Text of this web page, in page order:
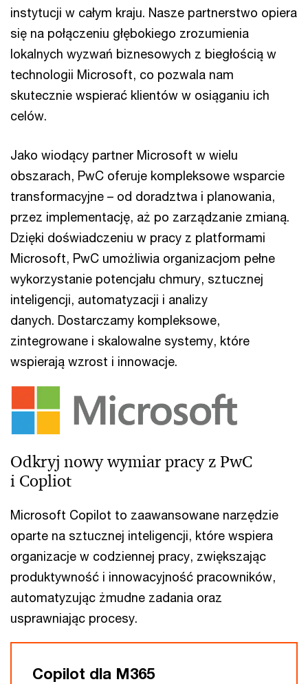
instytucji w całym kraju. Nasze partnerstwo opiera
się na połączeniu głębokiego zrozumienia
lokalnych wyzwań biznesowych z biegłością w
technologii Microsoft, co pozwala nam
skutecznie wspierać klientów w osiąganiu ich
celów.
Jako wiodący partner Microsoft w wielu
obszarach, PwC oferuje kompleksowe wsparcie
transformacyjne – od doradztwa i planowania,
przez implementację, aż po zarządzanie zmianą.
Dzięki doświadczeniu w pracy z platformami
Microsoft, PwC umożliwia organizacjom pełne
wykorzystanie potencjału chmury, sztucznej
inteligencji, automatyzacji i analizy
danych. Dostarczamy kompleksowe,
zintegrowane i skalowalne systemy, które
wspierają wzrost i innowacje.
Odkryj nowy wymiar pracy z PwC
i Copliot
Microsoft Copilot to zaawansowane narzędzie
oparte na sztucznej inteligencji, które wspiera
organizacje w codziennej pracy, zwiększając
produktywność i innowacyjność pracowników,
automatyzując żmudne zadania oraz
usprawniając procesy.
Copilot dla M365